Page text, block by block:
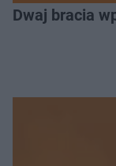
Dwaj bracia